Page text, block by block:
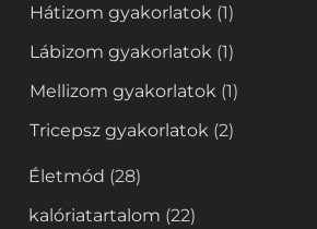
Hátizom gyakorlatok (1)
Lábizom gyakorlatok (1)
Mellizom gyakorlatok (1)
Tricepsz gyakorlatok (2)
Életmód (28)
kalóriatartalom (22)